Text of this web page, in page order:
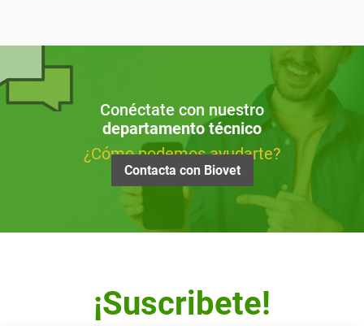
Conéctate con nuestro
departamento técnico
¿Cómo podemos ayudarte?
Contacta con Biovet
¡Suscribete!